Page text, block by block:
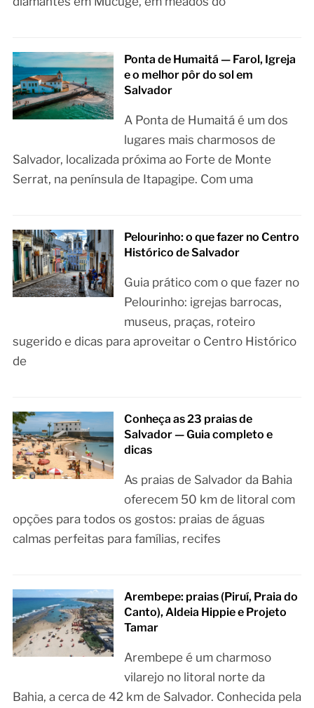
Ponta de Humaitá — Farol, Igreja
e o melhor pôr do sol em
Salvador
A Ponta de Humaitá é um dos
lugares mais charmosos de
Salvador, localizada próxima ao Forte de Monte
Serrat, na península de Itapagipe. Com uma
Pelourinho: o que fazer no Centro
Histórico de Salvador
Guia prático com o que fazer no
Pelourinho: igrejas barrocas,
museus, praças, roteiro
sugerido e dicas para aproveitar o Centro Histórico
de
Conheça as 23 praias de
Salvador — Guia completo e
dicas
As praias de Salvador da Bahia
oferecem 50 km de litoral com
opções para todos os gostos: praias de águas
calmas perfeitas para famílias, recifes
Arembepe: praias (Piruí, Praia do
Canto), Aldeia Hippie e Projeto
Tamar
Arembepe é um charmoso
vilarejo no litoral norte da
Bahia, a cerca de 42 km de Salvador. Conhecida pela